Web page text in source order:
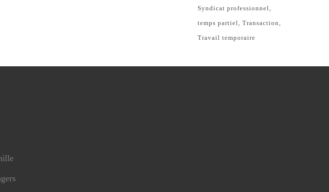
Syndicat professionnel
temps partiel
Transaction
Travail temporaire